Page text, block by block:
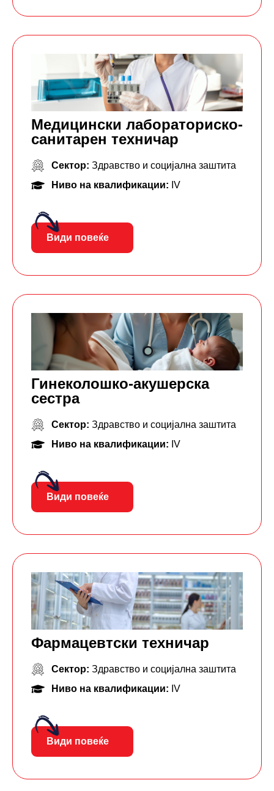
Mедицински лабораторискo-
санитарен техничар
Сектор: Здравство и социјална заштита
Ниво на квалификации: IV
Види повеќе
Гинеколошко-акушерска
сестра
Сектор: Здравство и социјална заштита
Ниво на квалификации: IV
Види повеќе
Фармацевтски тeхничар
Сектор: Здравство и социјална заштита
Ниво на квалификации: IV
Види повеќе